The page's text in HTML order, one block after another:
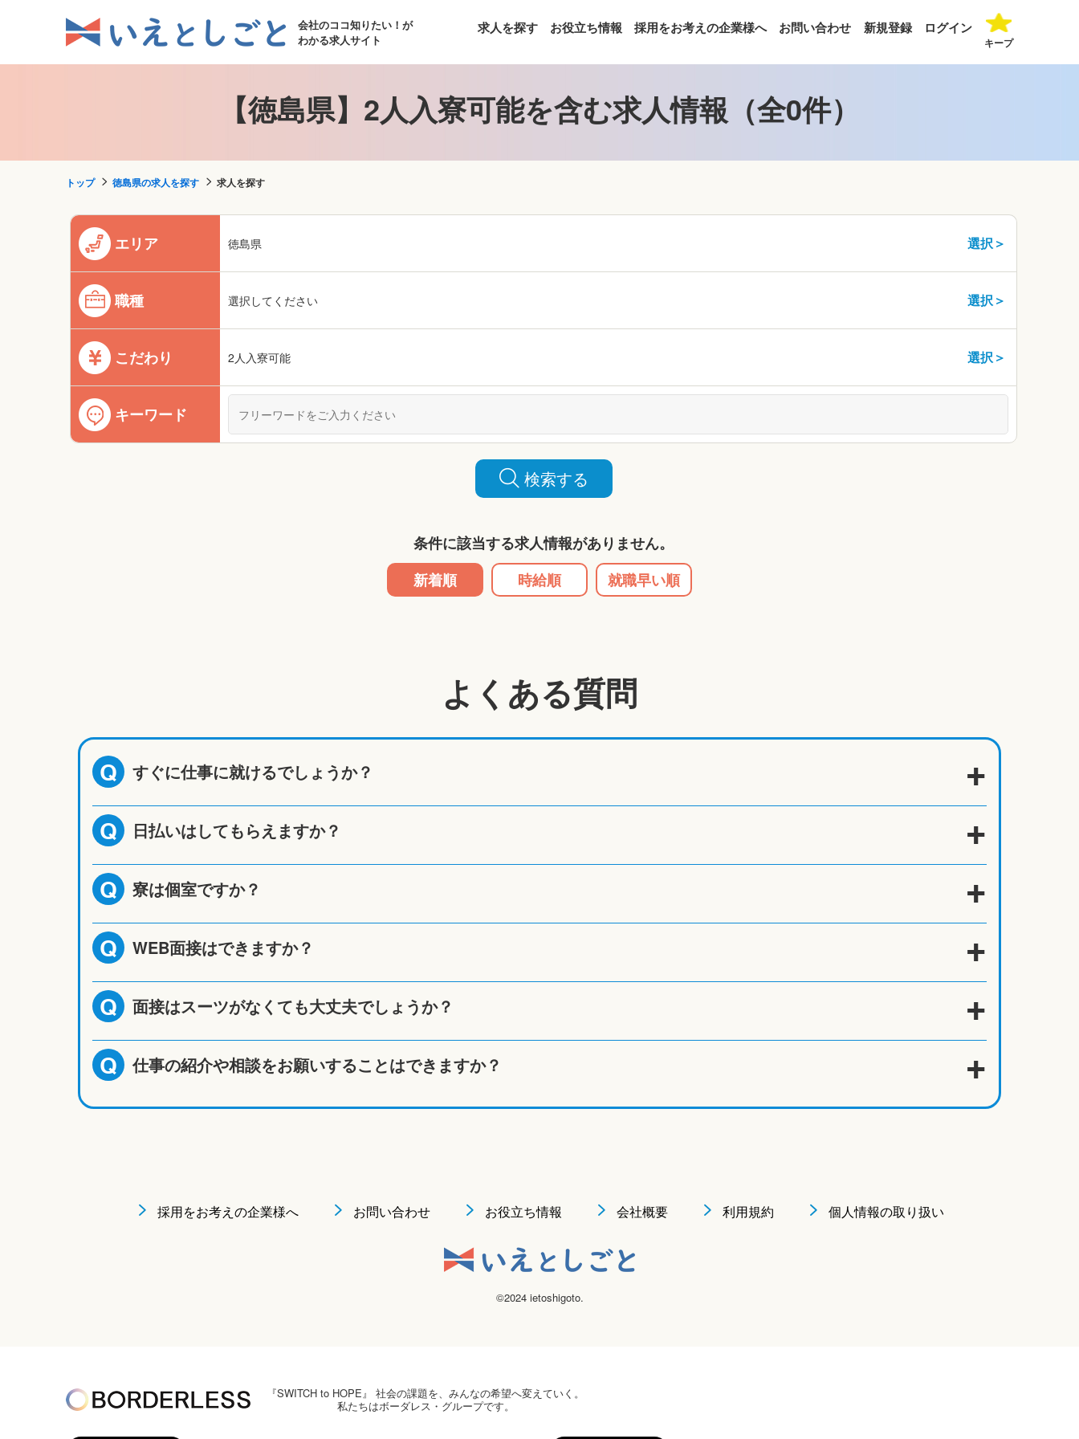
会社のココ知りたい！が
わかる求人サイト
求人を探す お役立ち情報 採用をお考えの企業様へ お問い合わせ 新規登録 ログイン
キープ
【徳島県】2人入寮可能を含む求人情報（全0件）
トップ 徳島県の求人を探す 求人を探す
エリア 徳島県 選択＞
職種 選択してください 選択＞
こだわり 2人入寮可能 選択＞
キーワード
検索する
条件に該当する求人情報がありません。
新着順
時給順 就職早い順
よくある質問
Q すぐに仕事に就けるでしょうか？
Q 日払いはしてもらえますか？
Q 寮は個室ですか？
Q WEB面接はできますか？
Q 面接はスーツがなくても大丈夫でしょうか？
Q 仕事の紹介や相談をお願いすることはできますか？
採用をお考えの企業様へ お問い合わせ お役立ち情報 会社概要 利用規約 個人情報の取り扱い
©2024 ietoshigoto.
『SWITCH to HOPE』 社会の課題を、みんなの希望へ変えていく。
私たちはボーダレス・グループです。